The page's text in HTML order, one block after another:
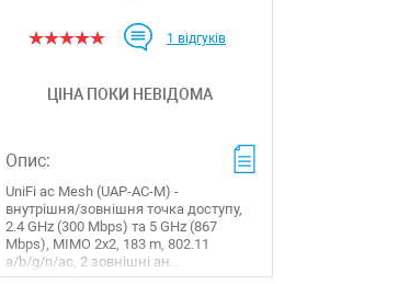
1 відгуків
ЦІНА ПОКИ НЕВІДОМА
Опис:
UniFi ac Mesh (UAP-AC-M) -
внутрішня/зовнішня точка доступу,
2.4 GHz (300 Mbps) та 5 GHz (867
Mbps), MIMO 2x2, 183 m, 802.11
a/b/g/n/ac, 2 зовнішні ан...